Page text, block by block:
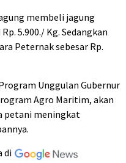
membeli jagung
5.900./ Kg. Sedangkan
Peternak sebesar Rp.
Unggulan Gubernur
Agro Maritim, akan
petani meningkat
di